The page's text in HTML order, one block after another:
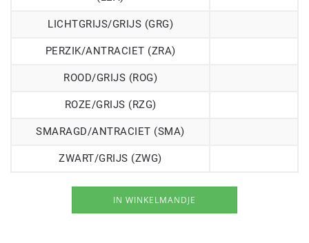
LICHTGRIJS/GRIJS (GRG)
PERZIK/ANTRACIET (ZRA)
ROOD/GRIJS (ROG)
ROZE/GRIJS (RZG)
SMARAGD/ANTRACIET (SMA)
ZWART/GRIJS (ZWG)